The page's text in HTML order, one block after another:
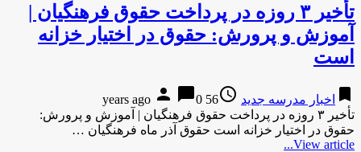
تأخیر ۳ روزه در پرداخت حقوق فرهنگیان |
آموزش و پرورش: حقوق در اختیار خزانه
است
bookmark اخبار مدرسه جدید access_time
56 years ago
person chat_bubble0
تأخیر ۳ روزه در پرداخت حقوق فرهنگیان | آموزش و پرورش:
حقوق در اختیار خزانه است حقوق آذر ماه فرهنگیان …
View article...